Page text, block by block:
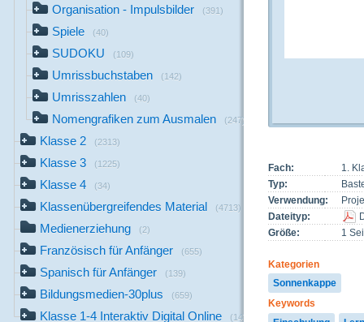
Organisation - Impulsbilder (391)
Spiele (40)
SUDOKU (109)
Umrissbuchstaben (142)
Umrisszahlen (40)
Nomengrafiken zum Ausmalen (247)
Klasse 2 (2313)
Klasse 3 (1225)
Klasse 4 (34)
Klassenübergreifendes Material (4713)
Medienerziehung (2)
Französisch für Anfänger (655)
Spanisch für Anfänger (139)
Bildungsmedien-30plus (659)
Klasse 1-4 Interaktiv Digital Online (14)
Fach:
1.
Typ:
Verwendung:
Dateityp:
Größe:
1
Kategorien
Sonnenkappe
Keywords